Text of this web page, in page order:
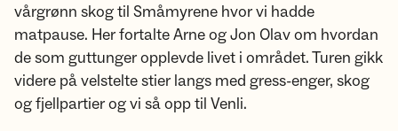
vårgrønn skog til Småmyrene hvor vi hadde
matpause. Her fortalte Arne og Jon Olav om hvordan
de som guttunger opplevde livet i området. Turen gikk
videre på velstelte stier langs med gress-enger, skog
og fjellpartier og vi så opp til Venli.